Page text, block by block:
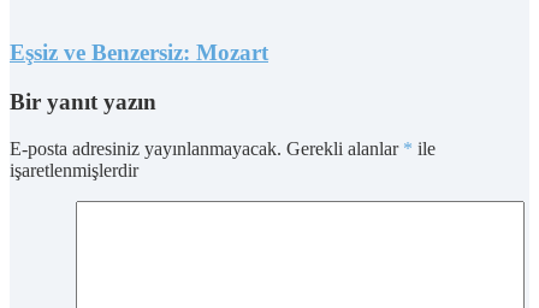
Eşsiz ve Benzersiz: Mozart
Bir yanıt yazın
E-posta adresiniz yayınlanmayacak. Gerekli alanlar * ile
işaretlenmişlerdir